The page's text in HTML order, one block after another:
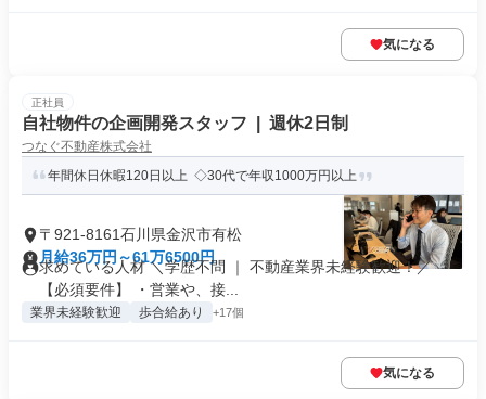
気になる
正社員
自社物件の企画開発スタッフ | 週休2日制
つなぐ不動産株式会社
年間休日休暇120日以上 ◇30代で年収1000万円以上
〒921-8161石川県金沢市有松
月給36万円～61万6500円
求めている人材 ＼学歴不問 ｜ 不動産業界未経験歓迎！／
【必須要件】 ・営業や、接...
業界未経験歓迎 歩合給あり +17個
気になる